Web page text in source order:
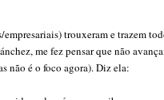
empresariais)trouxeram e trazem
me fez pensar que não
não é o foco agora). Diz ela: